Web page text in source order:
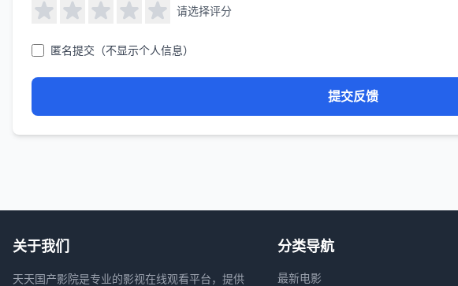
请选择评分
匿名提交（不显示个人信息）
提交反馈
关于我们
天天国产影院是专业的影视在线观看平台，提供
分类导航
最新电影